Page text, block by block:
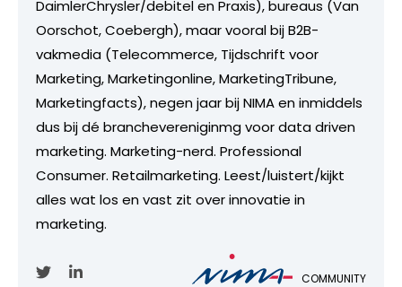
DaimlerChrysler/debitel en Praxis), bureaus (Van
Oorschot, Coebergh), maar vooral bij B2B-
vakmedia (Telecommerce, Tijdschrift voor
Marketing, Marketingonline, MarketingTribune,
Marketingfacts), negen jaar bij NIMA en inmiddels
dus bij dé branchevereniginmg voor data driven
marketing. Marketing-nerd. Professional
Consumer. Retailmarketing. Leest/luistert/kijkt
alles wat los en vast zit over innovatie in
marketing.
COMMUNITY